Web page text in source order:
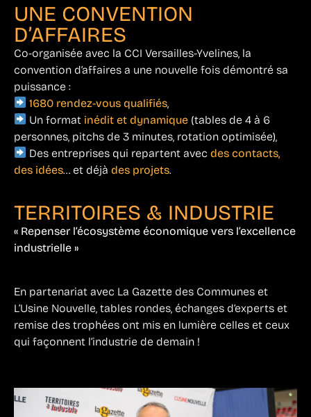
UNE CONVENTION
D’AFFAIRES
Co-organisée avec la CCI Versailles-Yvelines, la
convention d’affaires a une nouvelle fois démontré sa
puissance :
1680 rendez-vous qualifiés,
Un format inédit et dynamique (tables de 4 à 6
personnes, pitchs de 3 minutes, rotation optimisée),
Des entreprises qui repartent avecdes contacts,
des idées… et déjà des projets.
TERRITOIRES & INDUSTRIE
« Repenser l’écosystème économique vers l’excellence
industrielle »
En partenariat avec La Gazette des Communes et
L’Usine Nouvelle, tables rondes, échanges d’experts et
remise des trophées ont mis en lumière celles et ceux
qui façonnent l’industrie de demain !